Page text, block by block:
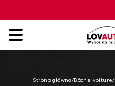
Strona główna/Bâche voiture/